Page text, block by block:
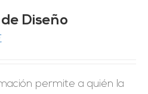
Diseño
permite a quién la